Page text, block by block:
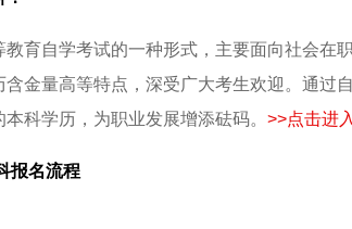
教育自学考试的一种形式，主要面向社会在
金量高等特点，深受广大考生欢迎。通过
科学历，为职业发展增添砝码。 >>点击进
报名流程